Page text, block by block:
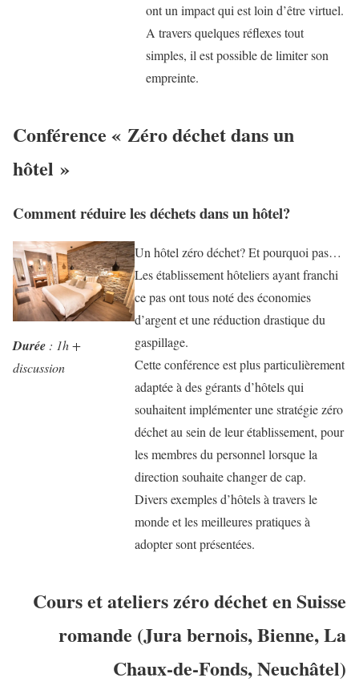
ont un impact qui est loin d’être virtuel.
A travers quelques réflexes tout
simples, il est possible de limiter son
empreinte.
Conférence « Zéro déchet dans un
hôtel »
Comment réduire les déchets dans un hôtel?
Durée : 1h +
discussion
Un hôtel zéro déchet? Et pourquoi pas…
Les établissement hôteliers ayant franchi
ce pas ont tous noté des économies
d’argent et une réduction drastique du
gaspillage.
Cette conférence est plus particulièrement
adaptée à des gérants d’hôtels qui
souhaitent implémenter une stratégie zéro
déchet au sein de leur établissement, pour
les membres du personnel lorsque la
direction souhaite changer de cap.
Divers exemples d’hôtels à travers le
monde et les meilleures pratiques à
adopter sont présentées.
Cours et ateliers zéro déchet en Suisse
romande (Jura bernois, Bienne, La
Chaux-de-Fonds, Neuchâtel)